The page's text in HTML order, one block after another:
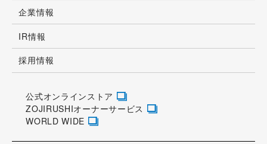
企業情報
IR情報
採用情報
公式オンラインストア
ZOJIRUSHIオーナーサービス
WORLD WIDE